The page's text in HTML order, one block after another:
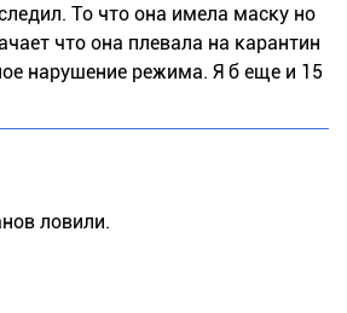
То что она имела маску но
что она плевала на карантин
нарушение режима. Я б еще и 15
ловили.